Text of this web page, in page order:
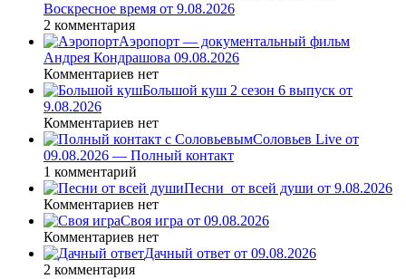
Воскресное время от 9.08.2026
2 комментария
Аэропорт — документальный фильм
Андрея Кондрашова 09.08.2026
Комментариев нет
Большой куш 2 сезон 6 выпуск от
9.08.2026
Комментариев нет
Соловьев Live от
09.08.2026 — Полный контакт
1 комментарий
Песни_от всей души от 9.08.2026
Комментариев нет
Своя игра от 09.08.2026
Комментариев нет
Дачный ответ от 09.08.2026
2 комментария